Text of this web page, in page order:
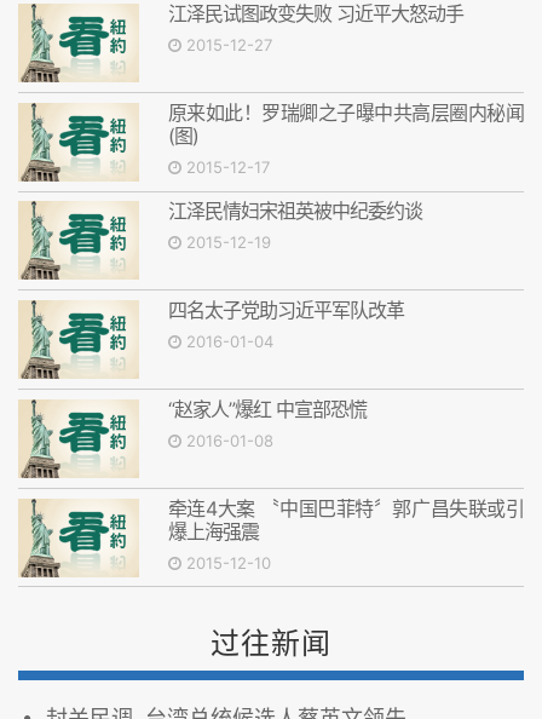
江泽民试图政变失败 习近平大怒动手
2015-12-27
原来如此！罗瑞卿之子曝中共高层圈内秘闻
(图)
2015-12-17
江泽民情妇宋祖英被中纪委约谈
2015-12-19
四名太子党助习近平军队改革
2016-01-04
“赵家人”爆红 中宣部恐慌
2016-01-08
牵连4大案 〝中国巴菲特〞郭广昌失联或引
爆上海强震
2015-12-10
过往新闻